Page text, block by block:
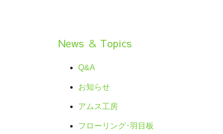
News ＆ Topics
Q&A
お知らせ
アムス工房
フローリング･羽目板